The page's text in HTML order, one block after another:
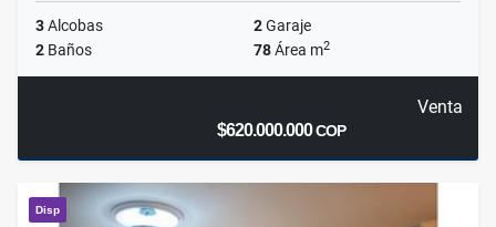
3Alcobas 2Garaje
2 Baños 78Área m2
Venta
$620.000.000COP
Disp